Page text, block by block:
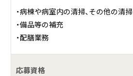
・病棟や病室内の清掃、その他の清掃
・備品等の補充
・配膳業務
応募資格